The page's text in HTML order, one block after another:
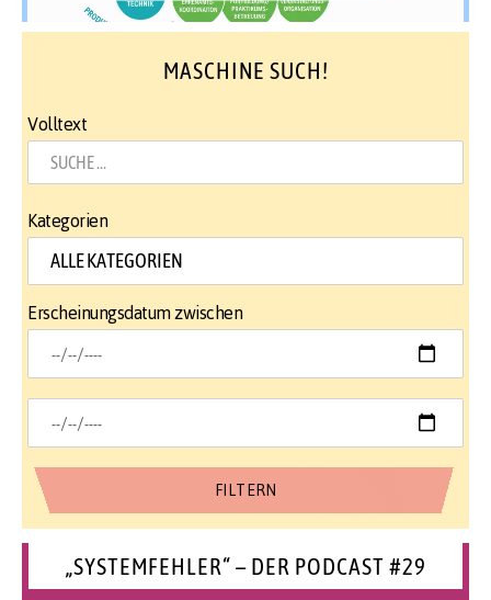
MASCHINE SUCH!
Volltext
Kategorien
Erscheinungsdatum zwischen
„SYSTEMFEHLER“ – DER PODCAST #29